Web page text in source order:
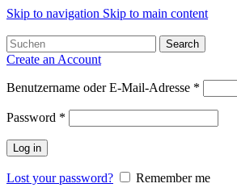
Skip to navigation Skip to main content
Search
Create an Account
Benutzername oder E-Mail-Adresse *
Password *
Log in
Lost your password?
Remember me